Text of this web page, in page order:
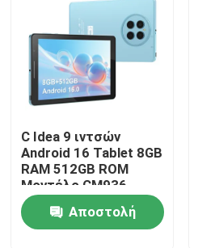
Βίντεο
Εμφάνιση VR
Σχετικά με εμάς
Γύρος εργοστασίων
C Idea 9 ιντσών
Android 16 Tablet 8GB
RAM 512GB ROM
Μοντέλο CM936
Αποστολή